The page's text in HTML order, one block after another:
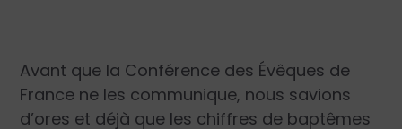
Avant que la Conférence des Évêques de
France ne les communique, nous savions
d’ores et déjà que les chiffres de baptêmes